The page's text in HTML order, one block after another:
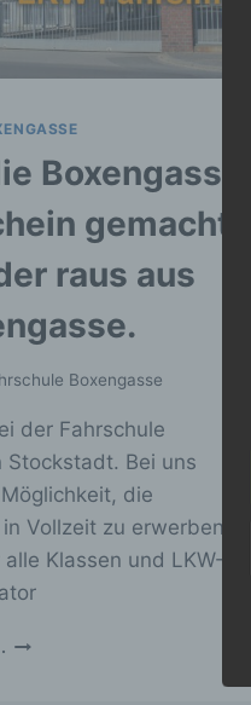
Boxengasse
gemacht
raus aus
Boxengasse
der Fahrschule
Stockstadt. Bei uns
die
Vollzeit zu erwerben.
Klassen und LKW-
REIN